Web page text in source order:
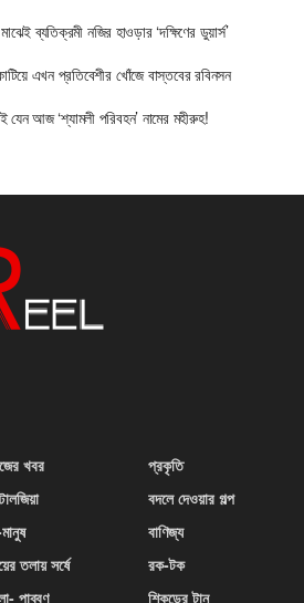
ব্যতিক্রমী নজির হাওড়ার ‘দক্ষিণের ডুয়ার্স’
এখন প্রতিবেশীর খোঁজে বাস্তবের রবিনসন
যেন আজ ‘শ্যামলী পরিবহন’ নামের মহীরুহ!
খবর
তলায় সর্ষে
পাব্বণ
প্রকৃতি
বদলে দেওয়ার গল্প
বাণিজ্য
রক-টক
শিকড়ের টান